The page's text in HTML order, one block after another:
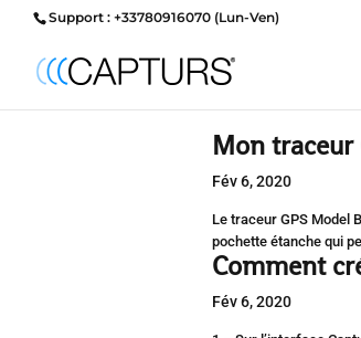
Support : +33780916070 (Lun-Ven)
Mon traceur
Fév 6, 2020
Le traceur GPS Model
pochette étanche qui
Comment
Fév 6, 2020